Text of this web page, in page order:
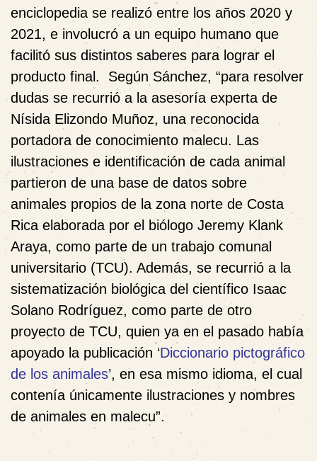
enciclopedia se realizó entre los años 2020 y
2021, e involucró a un equipo humano que
facilitó sus distintos saberes para lograr el
producto final. Según Sánchez, “para resolver
dudas se recurrió a la asesoría experta de
Nísida Elizondo Muñoz, una reconocida
portadora de conocimiento malecu. Las
ilustraciones e identificación de cada animal
partieron de una base de datos sobre
animales propios de la zona norte de Costa
Rica elaborada por el biólogo Jeremy Klank
Araya, como parte de un trabajo comunal
universitario (TCU). Además, se recurrió a la
sistematización biológica del científico Isaac
Solano Rodríguez, como parte de otro
proyecto de TCU, quien ya en el pasado había
apoyado la publicación ‘Diccionario pictográfico
de los animales’, en esa mismo idioma, el cual
contenía únicamente ilustraciones y nombres
de animales en malecu”.